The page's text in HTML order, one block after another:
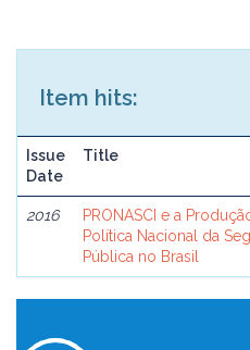
Item hits:
Issue
Date
Title
2016
PRONASCI e a
Política Nacional da
Pública no Brasil